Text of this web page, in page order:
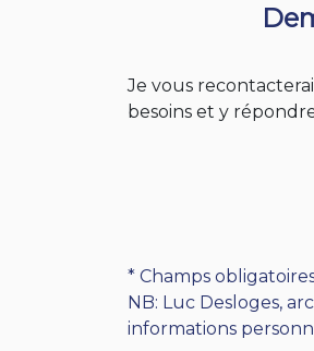
Je vous
besoins et y
* Champs
NB: Luc Desloges,
informations